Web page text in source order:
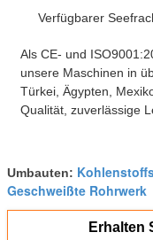
Verfügbarer
Als CE- und
unsere Maschinen in
Türkei, Ägypten,
Qualität, zuverlässige
Umbauten:
Geschweißte Rohrwerk
Erhalten